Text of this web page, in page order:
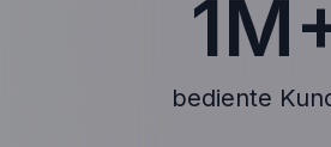
bediente